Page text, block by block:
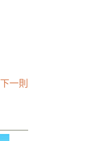
下一則